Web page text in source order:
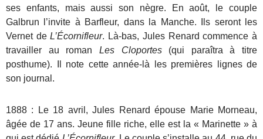
ses enfants, mais aussi son nègre. En août, le couple
Galbrun l’invite à Barfleur, dans la Manche. Ils seront les
Vernet deL’Écornifleur. Là-bas, Jules Renard commence à
travailler au roman Les Cloportes(qui paraîtra à titre
posthume). Il note cette année-là les premières lignes de
son journal.
1888 : Le 18 avril, Jules Renard épouse Marie Morneau,
âgée de 17 ans. Jeune fille riche, elle est la « Marinette » à